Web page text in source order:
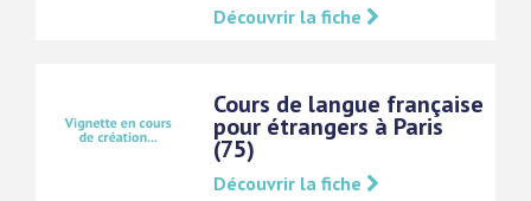
Découvrir la fiche
Cours de langue française
pour étrangers à Paris
(75)
Découvrir la fiche